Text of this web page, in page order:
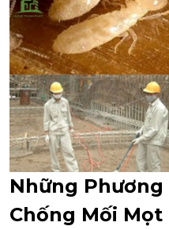
Những
Chống Mối Mọt